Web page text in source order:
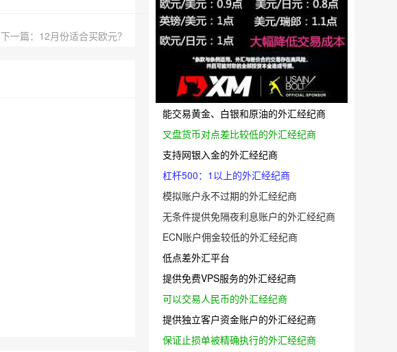
下一篇：12月份适合买欧元？
能交易黄金、白银和原油的外汇经纪商
叉盘货币对点差比较低的外汇经纪商
支持网银入金的外汇经纪商
杠杆500：1以上的外汇经纪商
模拟账户永不过期的外汇经纪商
无条件提供免隔夜利息账户的外汇经纪商
ECN账户佣金较低的外汇经纪商
低点差外汇平台
提供免费VPS服务的外汇经纪商
可以交易人民币的外汇经纪商
提供独立客户资金账户的外汇经纪商
保证止损单被精确执行的外汇经纪商